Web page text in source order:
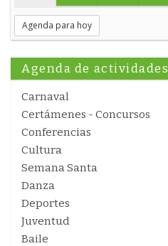
Agenda para hoy
Agenda de actividades
Carnaval
Certámenes - Concursos
Conferencias
Cultura
Semana Santa
Danza
Deportes
Juventud
Baile